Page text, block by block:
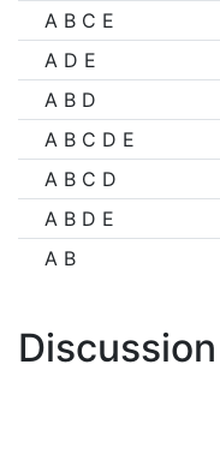
A B C E
A D E
A B D
A B C D E
A B C D
A B D E
A B
Discussion